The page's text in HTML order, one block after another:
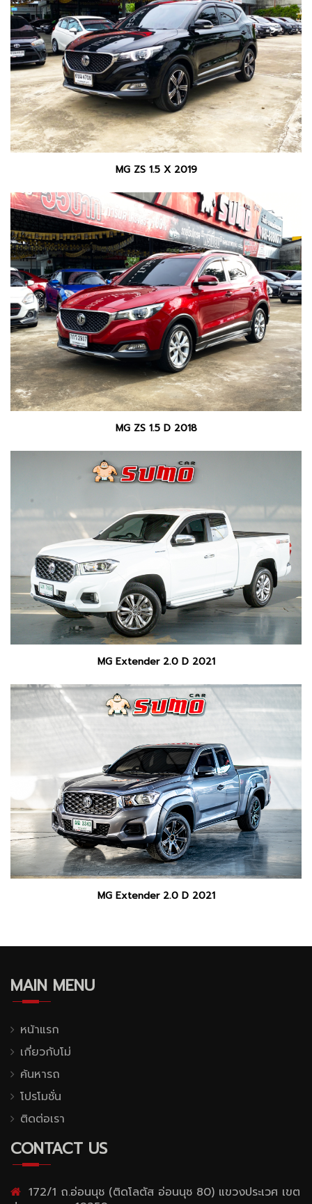
MG ZS 1.5 X 2019
MG ZS 1.5 D 2018
MG Extender 2.0 D 2021
MG Extender 2.0 D 2021
MAIN MENU
หน้าแรก
เกี่ยวกับโม่
ค้นหารถ
โปรโมชั่น
ติดต่อเรา
CONTACT US
172/1 ถ.อ่อนนุช (ติดโลตัส อ่อนนุช 80) แขวงประเวศ เขต